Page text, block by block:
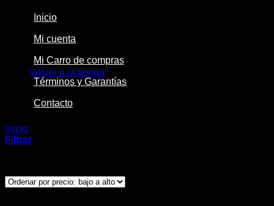
Volver a la tienda
Inicio
Mi cuenta
Mi Carro de compras
Términos y Garantías
Contacto
Inicio
Filtrar